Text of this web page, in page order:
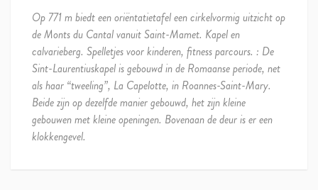
Op 771 m biedt een oriëntatietafel een cirkelvormig uitzicht op
de Monts du Cantal vanuit Saint-Mamet. Kapel en
calvarieberg. Spelletjes voor kinderen, fitness parcours. : De
Sint-Laurentiuskapel is gebouwd in de Romaanse periode, net
als haar “tweeling”, La Capelotte, in Roannes-Saint-Mary.
Beide zijn op dezelfde manier gebouwd, het zijn kleine
gebouwen met kleine openingen. Bovenaan de deur is er een
klokkengevel.